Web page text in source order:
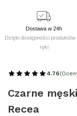
Dostawa w 24h
Dzięki dostępności produktów
ręki
4.76
Czarne
Recea